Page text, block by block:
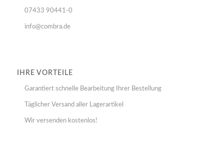
07433 90441-0
info@combra.de
IHRE VORTEILE
Garantiert schnelle Bearbeitung Ihrer Bestellung
Täglicher Versand aller Lagerartikel
Wir versenden kostenlos!